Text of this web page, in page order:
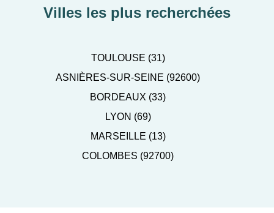
Villes les plus recherchées
TOULOUSE (31)
ASNIÈRES-SUR-SEINE (92600)
BORDEAUX (33)
LYON (69)
MARSEILLE (13)
COLOMBES (92700)